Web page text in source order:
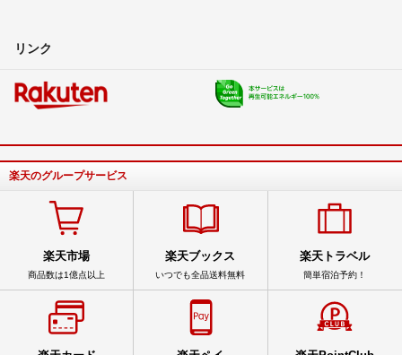
リンク
楽天のグループサービス
楽天市場
商品数は1億点以上
楽天ブックス
いつでも全品送料無料
楽天トラベル
簡単宿泊予約！